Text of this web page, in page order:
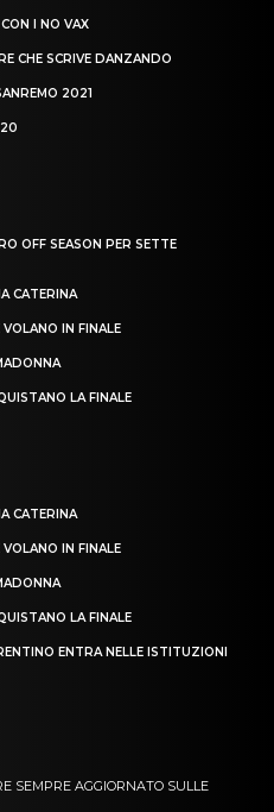
I NO VAX
CHE SCRIVE DANZANDO
2021
OFF SEASON PER SETTE
CATERINA
IN FINALE
LA FINALE
CATERINA
IN FINALE
LA FINALE
ENTRA NELLE ISTITUZIONI
SEMPRE AGGIORNATO SULLE